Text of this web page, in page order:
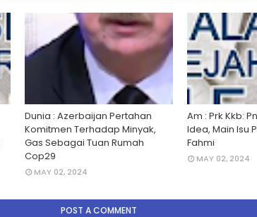
Dunia : Azerbaijan Pertahan
Komitmen Terhadap Minyak,
Gas Sebagai Tuan Rumah
Cop29
MAY 02, 2024
Am : Prk Kkb:
Idea, Main Isu
Fahmi
MAY 02, 2024
POST A COMMENT